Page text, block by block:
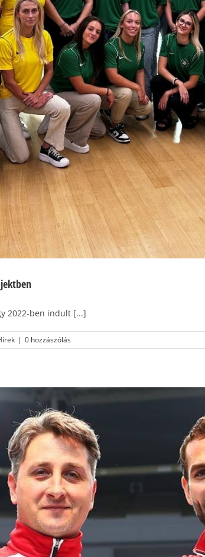
2022-ben indult [...]
| 0 hozzászólás